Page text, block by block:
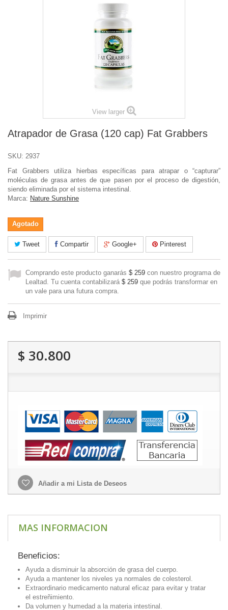
View larger
Atrapador de Grasa (120 cap) Fat Grabbers
SKU: 2937
Fat Grabbers utiliza hierbas específicas para atrapar o “capturar”
moléculas de grasa antes de que pasen por el proceso de digestión,
siendo eliminada por el sistema intestinal.
Marca: Nature Sunshine
Agotado
Tweet Compartir Google+ Pinterest
Comprando este producto ganarás $ 259 con nuestro programa de
Lealtad. Tu cuenta contabilizará $ 259 que podrás transformar en
un vale para una futura compra.
Imprimir
$ 30.800
Añadir a mi Lista de Deseos
MAS INFORMACION
Beneficios:
Ayuda a disminuir la absorción de grasa del cuerpo.
Ayuda a mantener los niveles ya normales de colesterol.
Extraordinario medicamento natural eficaz para evitar y tratar
el estreñimiento.
Da volumen y humedad a la materia intestinal.